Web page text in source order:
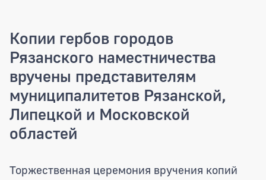
Копии гербов городов
Рязанского наместничества
вручены представителям
муниципалитетов Рязанской,
Липецкой и Московской
областей
Копии гербов городов Рязанского
Торжественная церемония вручения копий